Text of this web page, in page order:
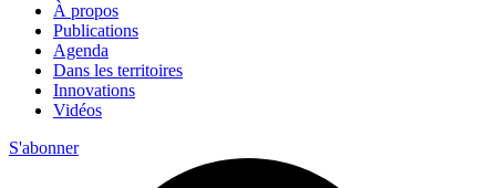
À propos
Publications
Agenda
Dans les territoires
Innovations
Vidéos
S'abonner